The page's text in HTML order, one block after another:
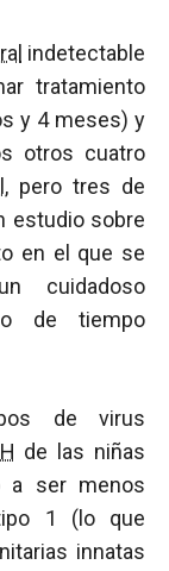
indetectable
tratamiento
y 4 meses) y
otros cuatro
, pero tres de
estudio sobre
en el que se
cuidadoso
de tiempo
de virus
de las niñas
a ser menos
1 (lo que
innatas